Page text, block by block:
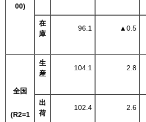
00)
在
庫
96.1 ▲0.5
全国
(R2=1
生
産
104.1 2.8
出
荷
102.4 2.6